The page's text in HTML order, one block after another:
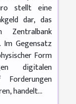
stellt eine
dar, das
Gegensatz
Form
digitalen
Forderungen
handelt...